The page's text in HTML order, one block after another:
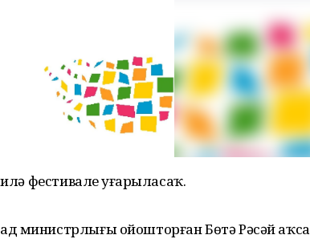
фестивале уҙғарыласаҡ.
министрлығы ойошторған Бөтә Рәсәй аҡса